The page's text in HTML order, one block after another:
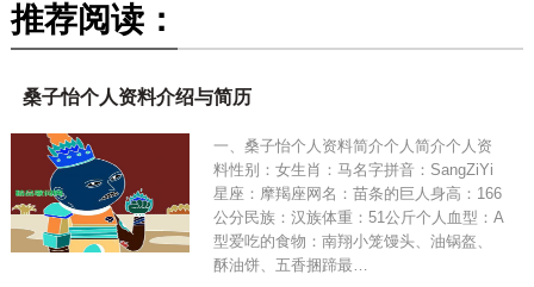
推荐阅读：
桑子怡个人资料介绍与简历
一、桑子怡个人资料简介个人简介个人资
料性别：女生肖：马名字拼音：SangZiYi
星座：摩羯座网名：苗条的巨人身高：166
公分民族：汉族体重：51公斤个人血型：A
型爱吃的食物：南翔小笼馒头、油锅盔、
酥油饼、五香捆蹄最…